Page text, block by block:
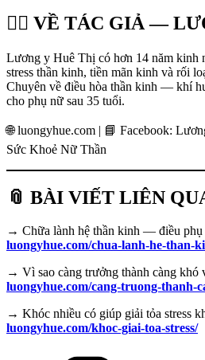
👩‍⚕️ VỀ TÁC GIẢ —
Lương y Huê Thị có hơn 14 năm kinh
stress thần kinh, tiền mãn kinh và rối
Chuyên về điều hòa thần kinh — khí
cho phụ nữ sau 35 tuổi.
🌐 luongyhue.com | 📘 Facebook:
Sức Khoẻ Nữ Thần
📎 BÀI VIẾT LIÊN
→ Chữa lành hệ thần kinh — điều phụ
luongyhue.com/chua-lanh-he-than-
→ Vì sao càng trưởng thành càng khó
luongyhue.com/cang-truong-thanh-
→ Khóc nhiều có giúp giải tỏa stress
luongyhue.com/khoc-giai-toa-stress/